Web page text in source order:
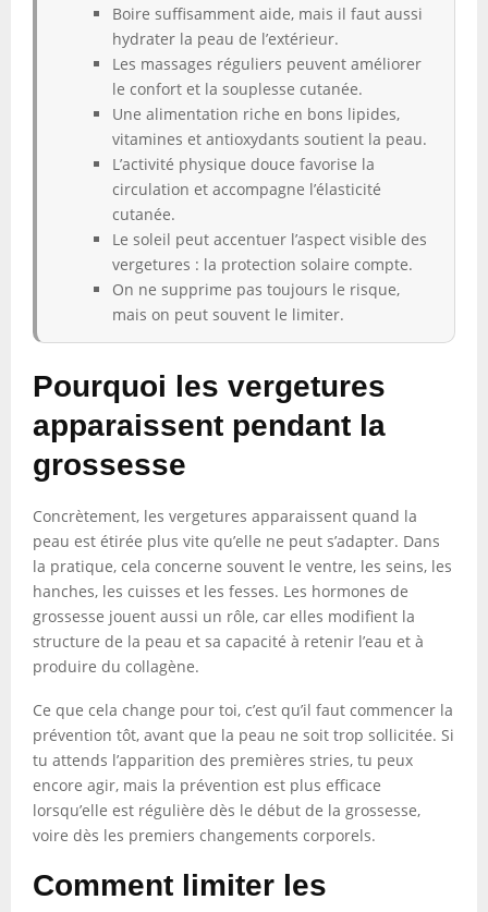
Boire suffisamment aide, mais il faut aussi
hydrater la peau de l’extérieur.
Les massages réguliers peuvent améliorer
le confort et la souplesse cutanée.
Une alimentation riche en bons lipides,
vitamines et antioxydants soutient la peau.
L’activité physique douce favorise la
circulation et accompagne l’élasticité
cutanée.
Le soleil peut accentuer l’aspect visible des
vergetures : la protection solaire compte.
On ne supprime pas toujours le risque,
mais on peut souvent le limiter.
Pourquoi les vergetures
apparaissent pendant la
grossesse
Concrètement, les vergetures apparaissent quand la
peau est étirée plus vite qu’elle ne peut s’adapter. Dans
la pratique, cela concerne souvent le ventre, les seins, les
hanches, les cuisses et les fesses. Les hormones de
grossesse jouent aussi un rôle, car elles modifient la
structure de la peau et sa capacité à retenir l’eau et à
produire du collagène.
Ce que cela change pour toi, c’est qu’il faut commencer la
prévention tôt, avant que la peau ne soit trop sollicitée. Si
tu attends l’apparition des premières stries, tu peux
encore agir, mais la prévention est plus efficace
lorsqu’elle est régulière dès le début de la grossesse,
voire dès les premiers changements corporels.
Comment limiter les